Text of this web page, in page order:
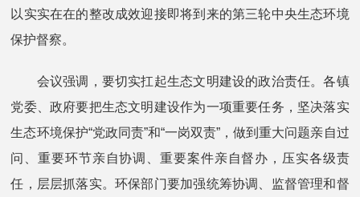
以实实在在的整改成效迎接即将到来的第三轮中央生态环境
保护督察。
会议强调，要切实扛起生态文明建设的政治责任。各镇
党委、政府要把生态文明建设作为一项重要任务，坚决落实
生态环境保护“党政同责”和“一岗双责”，做到重大问题亲自过
问、重要环节亲自协调、重要案件亲自督办，压实各级责
任，层层抓落实。环保部门要加强统筹协调、监督管理和督